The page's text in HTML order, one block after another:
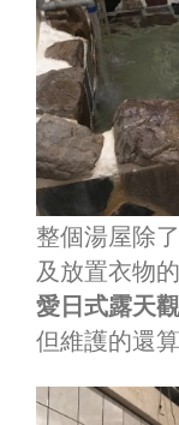
整個湯屋除
及放置衣物
愛日式露天
但維護的還算